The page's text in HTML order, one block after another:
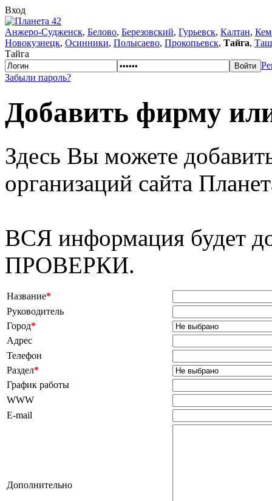
Вход
Анжеро-Судженск, Белово, Березовский, Гурьевск, Калтан,
Новокузнецк, Осинники, Полысаево, Прокопьевск, Тайга,
Тайга
Забыли пароль?
Добавить фирму
Здесь Вы можете
организаций сайта
ВСЯ информация будет
ПРОВЕРКИ.
Название*
Руководитель
Город*
Адрес
Телефон
Раздел*
График работы
WWW
E-mail
Дополнительно